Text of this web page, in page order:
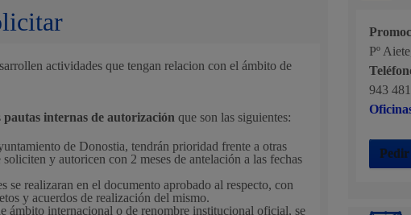
Desarrollo económico y empleo
Pº
943
actividades que tengan relacion con el ámbito de
pautas internas de autorización que son las siguientes:
de Donostia, tendrán prioridad frente a otras
y autoricen con 2 meses de antelación a las fechas
se realizaran en el documento aprobado al respecto, con
y acuerdos de realización del mismo.
ámbito internacional o de renombre institucional oficial, se